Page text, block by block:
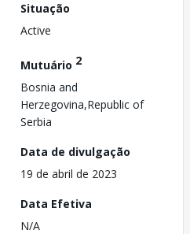
Situação
Active
Mutuário 2
Bosnia and
Herzegovina,Republic of
Serbia
Data de divulgação
19 de abril de 2023
Data Efetiva
N/A